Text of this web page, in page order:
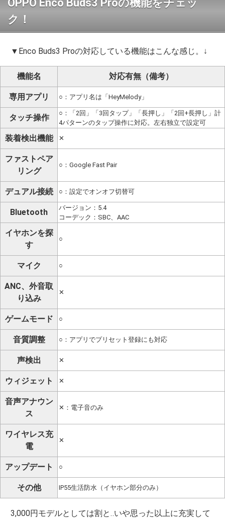
OPPO Enco Buds3 Proの機能をチェッ
ク！
▼Enco Buds3 Proの対応している機能はこんな感じ。↓
機能名 対応有無（備考）
専用アプリ ○：アプリ名は「HeyMelody」
タッチ操作
○：「2回」「3回タップ」「長押し」「2回+長押し」計
4パターンのタップ操作に対応。左右独立で設定可
装着検出機能 ✕
ファストペア
リング
○：Google Fast Pair
デュアル接続 ○：設定でオンオフ切替可
Bluetooth
バージョン：5.4
コーデック：SBC、AAC
イヤホンを探
す
○
マイク ○
ANC、外音取
り込み
✕
ゲームモード ○
音質調整 ○：アプリでプリセット登録にも対応
声検出 ✕
ウィジェット ✕
音声アナウン
ス
✕：電子音のみ
ワイヤレス充
電
✕
アップデート ○
その他 IP55生活防水（イヤホン部分のみ）
3,000円モデルとしては割と‥いや思った以上に充実して